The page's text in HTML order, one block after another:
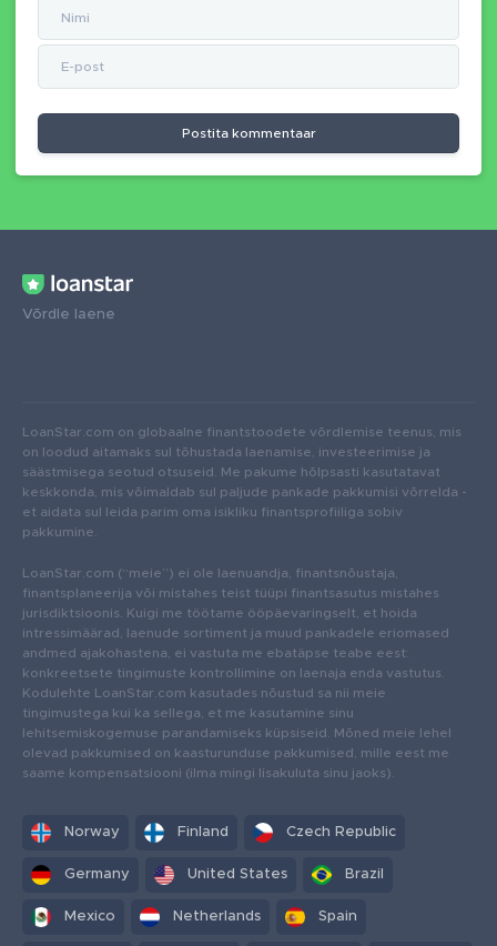
Postita kommentaar
Võrdle laene
LoanStar.com on globaalne finantstoodete võrdlemise teenus, mis
on loodud aitamaks sul tõhustada laenamise, investeerimise ja
säästmisega seotud otsuseid. Me pakume hõlpsasti kasutatavat
keskkonda, mis võimaldab sul paljude pankade pakkumisi võrrelda -
et aidata sul leida parim oma isikliku finantsprofiiliga sobiv
pakkumine.
LoanStar.com (“meie”) ei ole laenuandja, finantsnõustaja,
finantsplaneerija või mistahes teist tüüpi finantsasutus mistahes
jurisdiktsioonis. Kuigi me töötame ööpäevaringselt, et hoida
intressimäärad, laenude sortiment ja muud pankadele eriomased
andmed ajakohastena, ei vastuta me ebatäpse teabe eest:
konkreetsete tingimuste kontrollimine on laenaja enda vastutus.
Kodulehte LoanStar.com kasutades nõustud sa nii meie
tingimustega kui ka sellega, et me kasutamine sinu
lehitsemiskogemuse parandamiseks küpsiseid. Mõned meie lehel
olevad pakkumised on kaasturunduse pakkumised, mille eest me
saame kompensatsiooni (ilma mingi lisakuluta sinu jaoks).
Norway Finland Czech Republic
Germany United States Brazil
Mexico Netherlands Spain